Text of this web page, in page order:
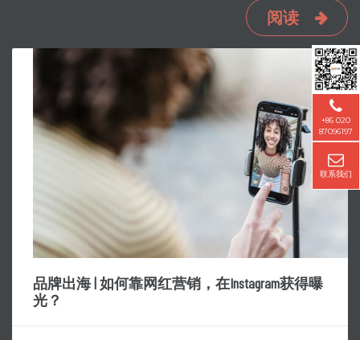
阅读
品牌出海 | 如何靠网红营销，在Instagram获得曝
光？
+86 020
87096197
联系我们